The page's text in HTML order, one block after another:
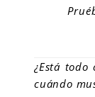
¿Está todo
cuándo